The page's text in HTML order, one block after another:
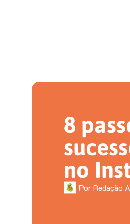
8
no
PorRedação